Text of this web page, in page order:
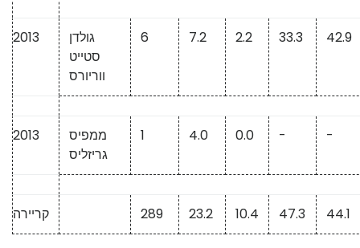
2013
גולדן
סטייט
ווריורס
6 7.2 2.2 33.3 42.9
2013
ממפיס
גריזליס
1 4.0 0.0 - -
קריירה 289 23.2 10.4 47.3 44.1